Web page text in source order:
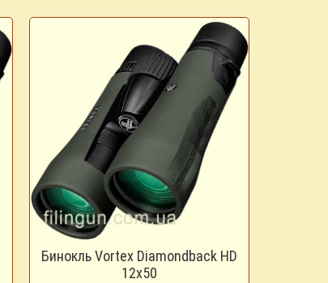
Бинокль Vortex Diamondback HD
12x50